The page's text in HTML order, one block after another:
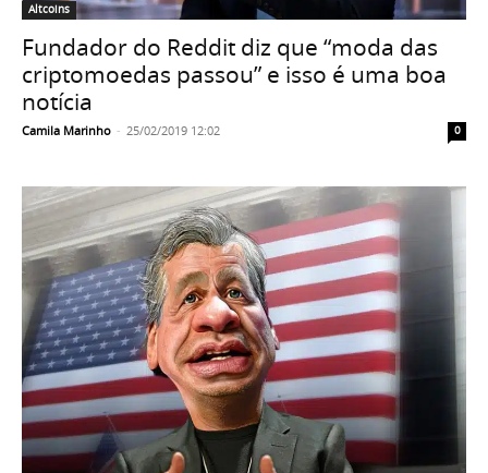
Altcoins
Fundador do Reddit diz que “moda das
criptomoedas passou” e isso é uma boa
notícia
Camila Marinho - 25/02/2019 12:02 0